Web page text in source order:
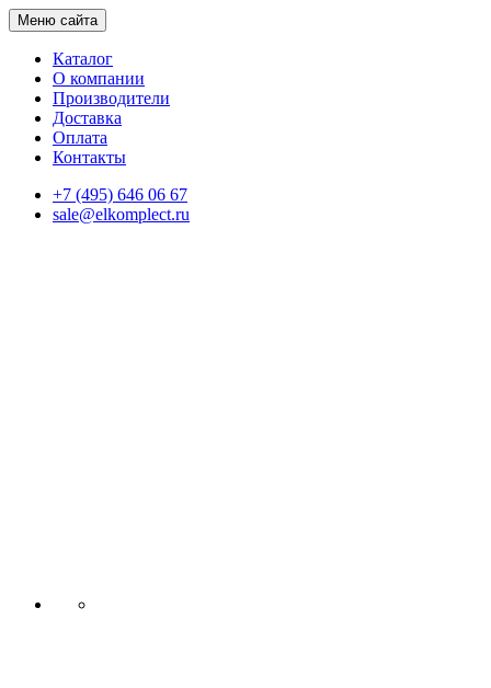
Меню сайта
Каталог
О компании
Производители
Доставка
Оплата
Контакты
+7 (495) 646 06 67
sale@elkomplect.ru